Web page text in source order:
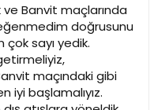
ve Banvit maçlarında
doğrusunu
sayı yedik.
maçındaki gibi
iyi başlamalıyız.